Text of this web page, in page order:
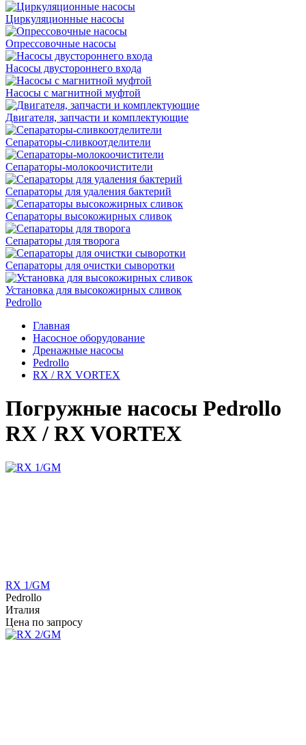
Циркуляционные насосы
Опрессовочные насосы
Насосы двустороннего входа
Насосы с магнитной муфтой
Двигателя, запчасти и комплектующие
Сепараторы-сливкоотделители
Сепараторы-молокоочистители
Сепараторы для удаления бактерий
Сепараторы высокожирных сливок
Сепараторы для творога
Сепараторы для очистки сыворотки
Установка для высокожирных сливок
Pedrollo
Главная
Насосное оборудование
Дренажные насосы
Pedrollo
RX / RX VORTEX
Погружные насосы Pedrollo
RX / RX VORTEX
RX 1/GM
Pedrollo
Италия
Цена по запросу